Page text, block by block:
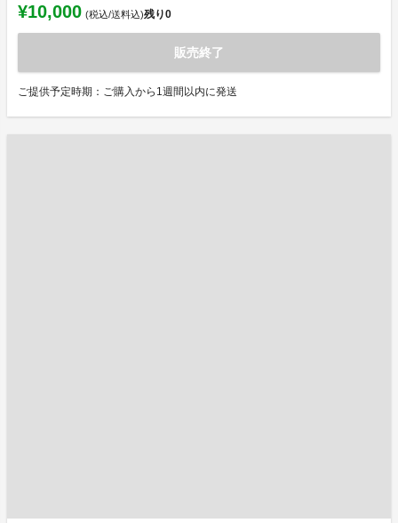
¥10,000 (税込/送料込)残り0
販売終了
ご提供予定時期：ご購入から1週間以内に発送